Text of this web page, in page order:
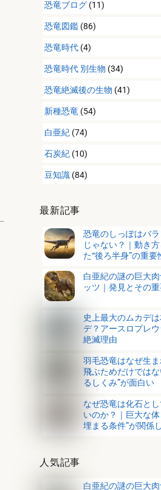
恐竜ブログ(11)
恐竜図鑑(86)
恐竜時代(4)
恐竜時代 別生物 (34)
恐竜絶滅後の生物 (41)
新種恐竜 (54)
白亜紀(74)
石炭紀(10)
豆知識(84)
最新記事
恐竜のしっぽはバ
じゃない？｜動き方
た“後ろ半身”の重要
白亜紀の謎の巨大
ッツ｜発見とその
史上最大のムカデ
デ？アースロプレウ
絶滅理由
羽毛恐竜はなぜ生ま
飛ぶためだけではな
るしくみ”が面白い
なぜ恐竜は化石と
いのか？｜巨大な体
埋まる条件”が関係
人気記事
白亜紀の謎の巨大